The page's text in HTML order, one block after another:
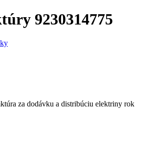
9230314775
za dodávku a distribúciu elektriny rok